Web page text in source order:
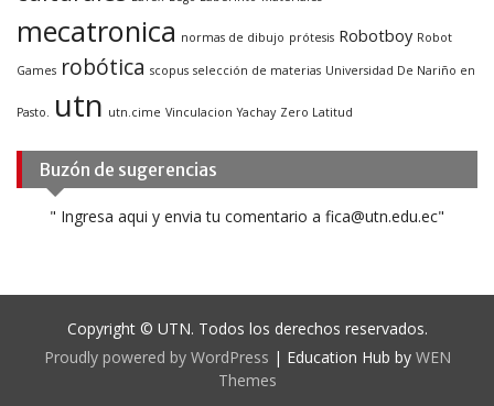
mecatronica normas de dibujo prótesis Robotboy Robot
Games robótica scopus selección de materias Universidad De Nariño en
Pasto. utn utn.cime Vinculacion Yachay Zero Latitud
Buzón de sugerencias
" Ingresa aqui y envia tu comentario a fica@utn.edu.ec"
Copyright © UTN. Todos los derechos reservados.
Proudly powered by WordPress | Education Hub by WEN
Themes